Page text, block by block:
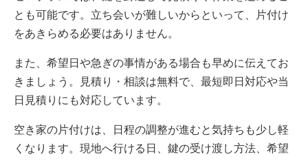
とも可能です。立ち会いが難しいからといって、片付け
をあきらめる必要はありません。
また、希望日や急ぎの事情がある場合も早めに伝えてお
きましょう。見積り・相談は無料で、最短即日対応や当
日見積りにも対応しています。
空き家の片付けは、日程の調整が進むと気持ちも少し軽
くなります。現地へ行ける日、鍵の受け渡し方法、希望